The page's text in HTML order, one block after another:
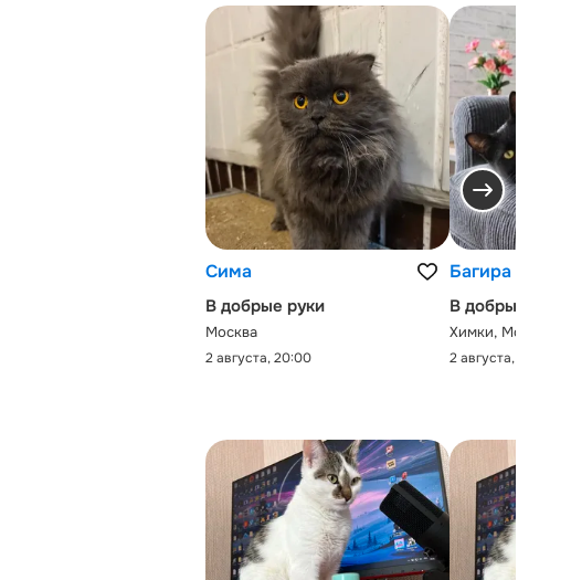
Сима
В добрые руки
Москва
2 августа, 20:00
Багира
В добрые руки
Химки,
2 августа, 0:00